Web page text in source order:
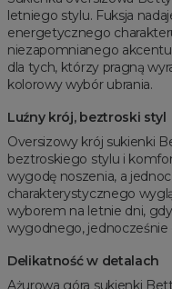
letniego stylu. Fuksja
energetycznego
niezapomnianego
dla tych, którzy pragną
kolorowy wybór ubrania.
Luźny krój, beztroski styl
Oversizowy krój sukienki
beztroskiego stylu i
wygodę noszenia, a
charakterystycznego
wyborem na letnie dni,
wygodnego,
Delikatność w detalach